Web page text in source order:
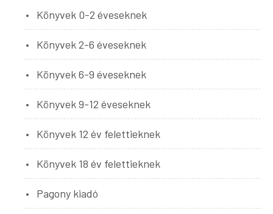
Könyvek 0-2 éveseknek
Könyvek 2-6 éveseknek
Könyvek 6-9 éveseknek
Könyvek 9-12 éveseknek
Könyvek 12 év felettieknek
Könyvek 18 év felettieknek
Pagony kiadó